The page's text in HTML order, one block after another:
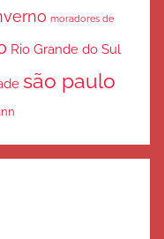
moradores de
Rio Grande do Sul
são paulo